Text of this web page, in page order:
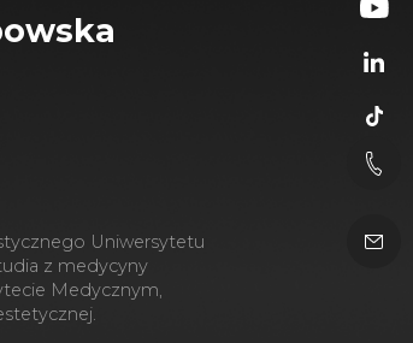
Uniwersytetu
z medycyny
Medycznym,